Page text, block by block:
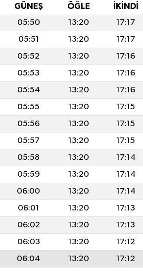
GÜNEŞ ÖĞLE İKINDI
05:50 13:20 17:17
05:51 13:20 17:17
05:52 13:20 17:16
05:53 13:20 17:16
05:54 13:20 17:16
05:55 13:20 17:15
05:56 13:20 17:15
05:57 13:20 17:15
05:58 13:20 17:14
05:59 13:20 17:14
06:00 13:20 17:14
06:01 13:20 17:13
06:02 13:20 17:13
06:03 13:20 17:12
06:04 13:20 17:12